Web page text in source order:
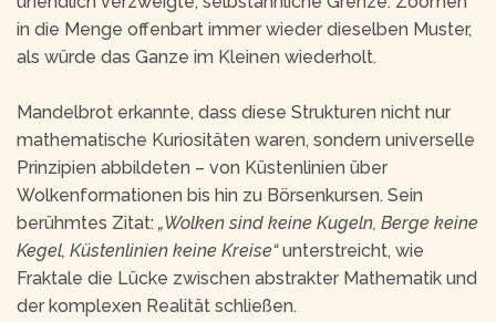
in die Menge offenbart immer wieder dieselben Muster,
als würde das Ganze im Kleinen wiederholt.
Mandelbrot erkannte, dass diese Strukturen nicht nur
mathematische Kuriositäten waren, sondern universelle
Prinzipien abbildeten – von Küstenlinien über
Wolkenformationen bis hin zu Börsenkursen. Sein
berühmtes Zitat: „Wolken sind keine Kugeln, Berge keine
Kegel, Küstenlinien keine Kreise“unterstreicht, wie
Fraktale die Lücke zwischen abstrakter Mathematik und
der komplexen Realität schließen.